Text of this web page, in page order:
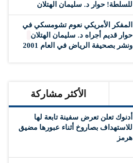
للسلطة! حوار د. سليمان الهتلان
المفكر الأمريكي نعوم تشومسكي في
حوار قديم أجراه د. سليمان الهتلان
ونشر بصحيفة الرياض في العام 2001
الأكثر مشاركة
أدنوك تعلن تعرض سفينة تابعة لها
للاستهداف بصاروخ أثناء عبورها مضيق
هرمز